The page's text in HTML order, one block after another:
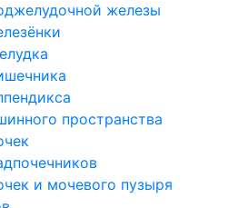
железы
пространства
и мочевого пузыря